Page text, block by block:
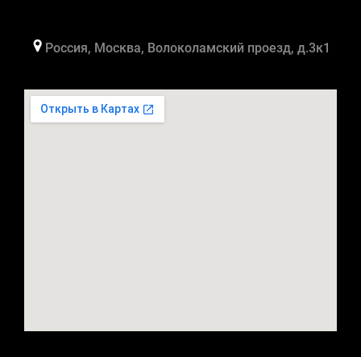
Россия, Москва, Волоколамский проезд, д.3к1